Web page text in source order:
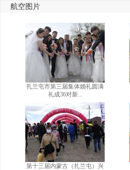
航空图片
扎兰屯市第三届集体婚礼圆满
礼成36对新...
第十三届内蒙古（扎兰屯）兴